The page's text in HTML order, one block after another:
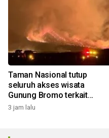
Taman Nasional tutup
seluruh akses wisata
Gunung Bromo terkait
kebakaran hutan dan lahan
3 jam lalu